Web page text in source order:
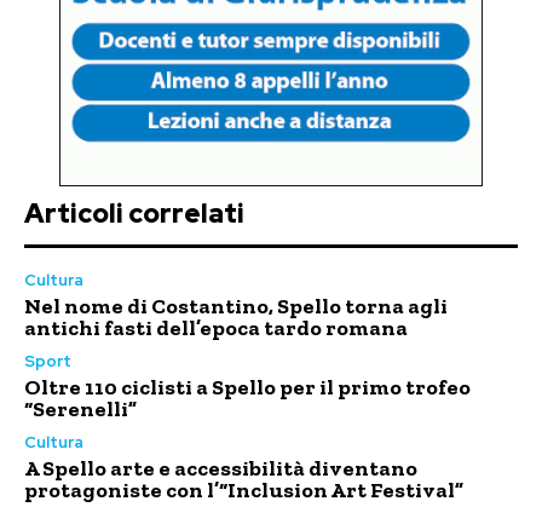
Articoli correlati
Cultura
Nel nome di Costantino, Spello torna agli
antichi fasti dell’epoca tardo romana
Sport
Oltre 110 ciclisti a Spello per il primo trofeo
“Serenelli”
Cultura
A Spello arte e accessibilità diventano
protagoniste con l’“Inclusion Art Festival”